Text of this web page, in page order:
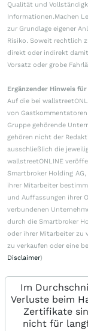
Qualität und
Informationen.Machen
zur Grundlage eigener
Risiko. Soweit rechtlich
direkt oder indirekt
Vorsatz oder grobe
Ergänzender Hinweis
Auf die bei
von
Gruppe gehörende
gehören nicht der
ausschließlich die
wallstreetONLINE
Smartbroker Holding
ihrer Mitarbeiter
und Auffassungen ihrer
verbundenen
durch die Smartbroker
oder ihrer Mitarbeiter zu
zu verkaufen oder eine
Disclaimer)
Im
Verluste beim
Zertifikate
nicht für